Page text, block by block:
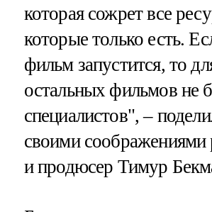
которая сожрет все
которые только есть.
фильм запустится, то
остальных фильмов не
специалистов", –
своими соображениями
и продюсер Тимур